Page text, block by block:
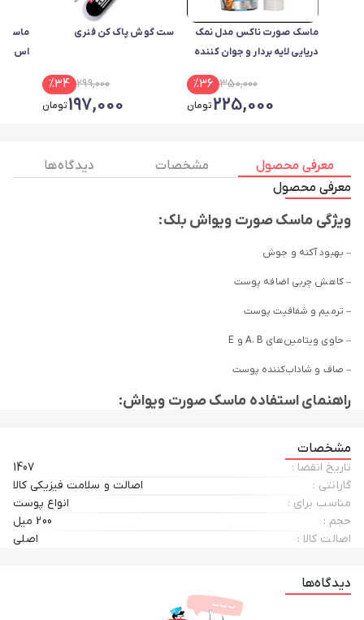
ماسک صورت ناکس مدل نمک
دریایی لایه بردار و جوان کننده
350,000
%36
225,000تومان
ست گوش پاک کن فنری
299,000
%34
197,000تومان
ماسک
اس
معرفی محصول مشخصات
دیدگاه ها
معرفی محصول
ویژگی‌ ماسک صورت ویواش بلک:
– بهبود آکنه و جوش
– کاهش چربی اضافه پوست
– ترمیم و شفافیت پوست
– حاوی ویتامین‌های A، B و E
– صاف و شاداب‌کننده پوست
راهنمای استفاده ماسک صورت ویواش:
دریافت خواهید کرد.
2. لایه‌ای از ماسک را به صورت بزنید.
4. پس از استفاده، از مرطوب‌کننده مناسب استفاده کنید.
مشخصات
تاریخ انقضا :
1407
گارانتی :
اصالت و سلامت فیزیکی کالا
مناسب برای :
انواع پوست
حجم :
200 میل
اصالت کالا :
اصلی
دیدگاه‌ها